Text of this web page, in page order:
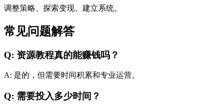
调整策略、探索变现、建立系统。
常见问题解答
Q: 资源教程真的能赚钱吗？
A: 是的，但需要时间积累和专业运营。
Q: 需要投入多少时间？